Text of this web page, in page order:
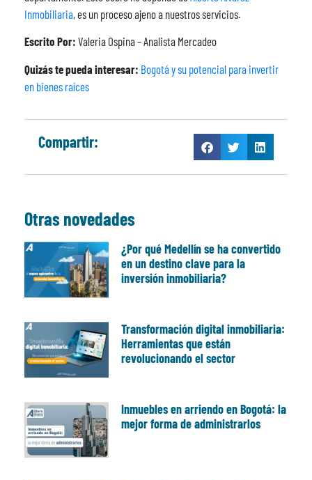
Inmobiliaria, es un proceso ajeno a nuestros servicios.
Escrito Por: Valeria Ospina – Analista Mercadeo
Quizás te pueda interesar: Bogotá y su potencial para invertir
en bienes raíces
Compartir:
Otras novedades
¿Por qué Medellín se ha convertido
en un destino clave para la
inversión inmobiliaria?
Transformación digital inmobiliaria:
Herramientas que están
revolucionando el sector
Inmuebles en arriendo en Bogotá: la
mejor forma de administrarlos